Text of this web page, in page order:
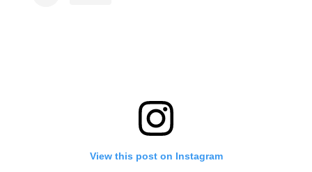
View this post on Instagram